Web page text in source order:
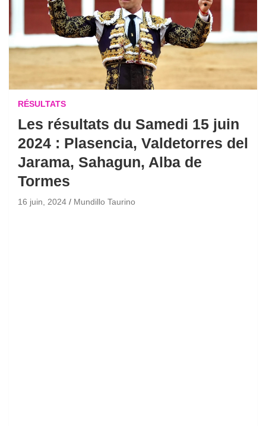
RÉSULTATS
Les résultats du Samedi 15 juin
2024 : Plasencia, Valdetorres del
Jarama, Sahagun, Alba de
Tormes
16 juin, 2024 Mundillo Taurino